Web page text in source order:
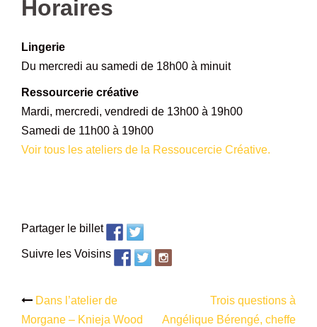
Horaires
Lingerie
Du mercredi au samedi de 18h00 à minuit
Ressourcerie créative
Mardi, mercredi, vendredi de 13h00 à 19h00
Samedi de 11h00 à 19h00
Voir tous les ateliers de la Ressoucercie Créative.
Partager le billet
Suivre les Voisins
Navigation
Dans l’atelier de
Morgane – Knieja Wood
Trois questions à
Angélique Bérengé, cheffe